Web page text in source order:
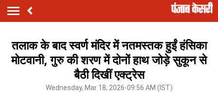
तलाक के बाद स्वर्ण मंदिर में नतमस्तक हुईं हंसिका
मोटवानी, गुरु की शरण में दोनों हाथ जोड़े सुकून से
बैठी दिखीं एक्ट्रेस
Wednesday, Mar 18, 2026-09:56 AM (IST)